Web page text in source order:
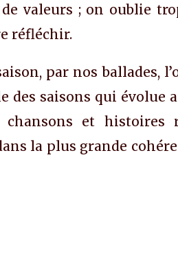
valeurs ; on oublie
réfléchir.
par nos ballades,
des saisons qui évolue
chansons et histoires
la plus grande